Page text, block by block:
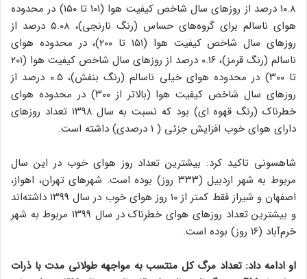
۱۰.۸ درصد از روزهای سال شاخص کیفیت هوا (۱۰۱ تا ۱۵۰) در محدوده
هوای ناسالم برای گروه‌های حساس (رنگ نارنجی)، ۵.۰۸ درصد از
روزهای سال شاخص کیفیت هوا (۱۵۱ تا ۲۰۰)، در محدوده هوای
ناسالم (رنگ قرمز)، ۰.۱۶ درصد از روزهای سال شاخص کیفیت هوا (۲۰۱
تا ۳۰۰) در محدوده هوای خیلی ناسالم (رنگ بنفش)، ۰.۵ درصد از
روزهای سال شاخص کیفیت هوا (بالاتر از ۳۰۰) در محدوده هوای
خطرناک (رنگ قهوه ای) بود که نسبت به سال ۱۳۹۸ تعداد روزهای
دارای هوای خوب افزایش جزئی ( ۱ درصدی) داشته است.
شاهسونی تاکید کرد: بیشترین تعداد روز هوای خوب در این سال
مربوط به شهر اردبیل (۳۳۳ روز) بوده است. شهرهای تهران، اهواز،
اصفهان و شیراز فقط کمتر از ۱۰ روز هوای خوب در سال ۱۳۹۹ داشته‌اند
و بیشترین تعداد روزهای هوای خطرناک در سال ۱۳۹۹ مربوط به شهر
خرم‌آباد (۱۶ روز) بوده است.
او ادامه داد: تعداد مرگ کل منتسب به مواجهه طولانی مدت با ذرات